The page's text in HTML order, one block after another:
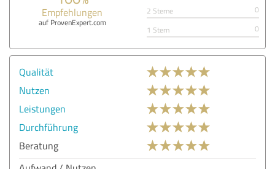
Empfehlungen
auf ProvenExpert.com
2 Sterne
0
1 Stern
0
Qualität
Nutzen
Leistungen
Durchführung
Beratung